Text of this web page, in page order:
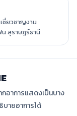
ชี่ยวชาญงาน
สุราษฎร์ธานี
อาการแสดงเป็นบาง
ายอาการได้